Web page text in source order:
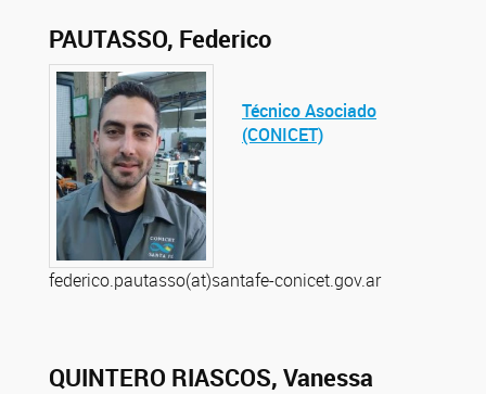
PAUTASSO, Federico
Técnico Asociado
(CONICET)
federico.pautasso(at)santafe-conicet.gov.ar
QUINTERO RIASCOS, Vanessa